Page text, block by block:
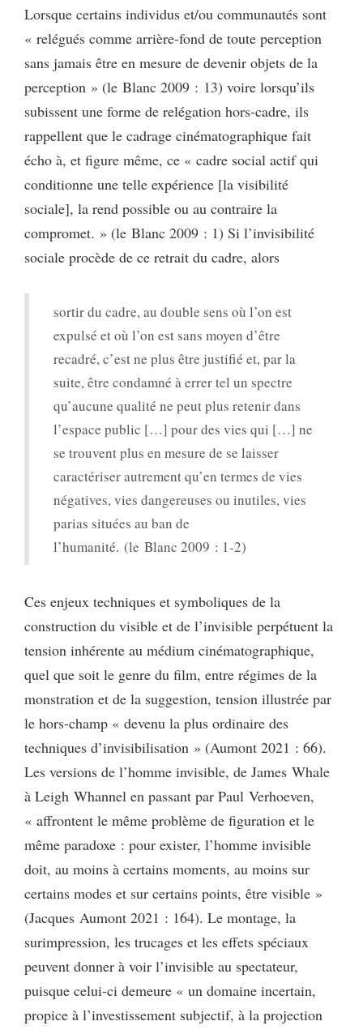
Lorsque certains individus et/ou communautés sont
« relégués comme arrière-fond de toute perception
sans jamais être en mesure de devenir objets de la
perception » (le Blanc 2009 : 13) voire lorsqu’ils
subissent une forme de relégation hors-cadre, ils
rappellent que le cadrage cinématographique fait
écho à, et figure même, ce « cadre social actif qui
conditionne une telle expérience [la visibilité
sociale], la rend possible ou au contraire la
compromet. » (le Blanc 2009 : 1) Si l’invisibilité
sociale procède de ce retrait du cadre, alors
sortir du cadre, au double sens où l’on est
expulsé et où l’on est sans moyen d’être
recadré, c’est ne plus être justifié et, par la
suite, être condamné à errer tel un spectre
qu’aucune qualité ne peut plus retenir dans
l’espace public […] pour des vies qui […] ne
se trouvent plus en mesure de se laisser
caractériser autrement qu’en termes de vies
négatives, vies dangereuses ou inutiles, vies
parias situées au ban de
l’humanité. (le Blanc 2009 : 1-2)
Ces enjeux techniques et symboliques de la
construction du visible et de l’invisible perpétuent la
tension inhérente au médium cinématographique,
quel que soit le genre du film, entre régimes de la
monstration et de la suggestion, tension illustrée par
le hors-champ « devenu la plus ordinaire des
techniques d’invisibilisation » (Aumont 2021 : 66).
Les versions de l’homme invisible, de James Whale
à Leigh Whannel en passant par Paul Verhoeven,
« affrontent le même problème de figuration et le
même paradoxe : pour exister, l’homme invisible
doit, au moins à certains moments, au moins sur
certains modes et sur certains points, être visible »
(Jacques Aumont 2021 : 164). Le montage, la
surimpression, les trucages et les effets spéciaux
peuvent donner à voir l’invisible au spectateur,
puisque celui-ci demeure « un domaine incertain,
propice à l’investissement subjectif, à la projection